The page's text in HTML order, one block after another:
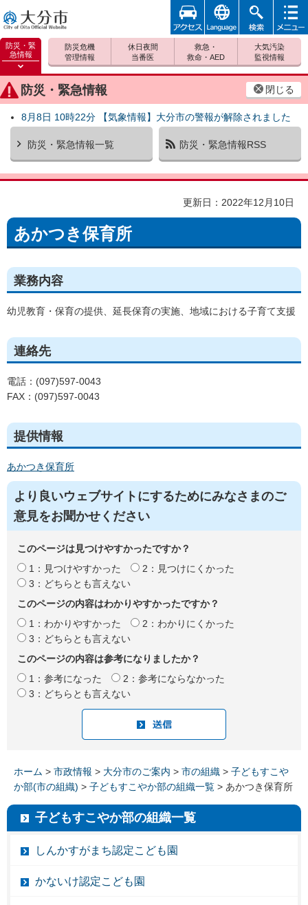
大分市
防災・緊
急情報
防災緊
急情報
を開く
防災・緊急情報 閉じる
8月8日 10時22分 【気象情報】大分市の警報が解除されました
防災・緊急情報一覧 防災・緊急情報RSS
防災危機
管理情報
休日夜間
当番医
救急・
救命・AED
大気汚染
監視情報
アクセ
ス
foreign 検索
メニュ
更新日：2022年12月10日
あかつき保育所
業務内容
幼児教育・保育の提供、延長保育の実施、地域における子育て支援
連絡先
電話：(097)597-0043
FAX：(097)597-0043
提供情報
あかつき保育所
より良いウェブサイトにするためにみなさまのご
意見をお聞かせください
このページは見つけやすかったですか？
1：見つけやすかった
2：見つけにくかった
3：どちらとも言えない
このページの内容はわかりやすかったですか？
1：わかりやすかった
2：わかりにくかった
3：どちらとも言えない
このページの内容は参考になりましたか？
1：参考になった
2：参考にならなかった
3：どちらとも言えない
ホーム > 市政情報 > 大分市のご案内 > 市の組織 > 子どもすこや
か部(市の組織) > 子どもすこやか部の組織一覧 > あかつき保育所
子どもすこやか部の組織一覧
しんかすがまち認定こども園
かないけ認定こども園